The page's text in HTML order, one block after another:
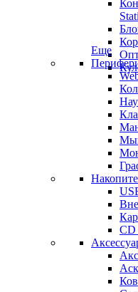
Еще
CD